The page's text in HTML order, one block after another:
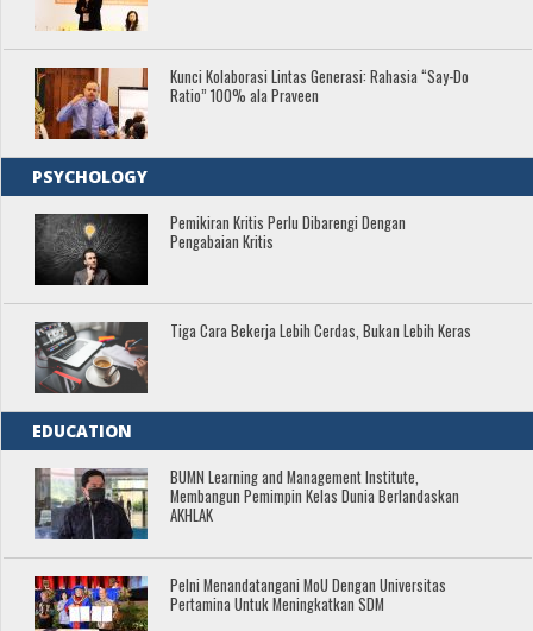
Kunci Kolaborasi Lintas Generasi: Rahasia “Say-Do
Ratio” 100% ala Praveen
PSYCHOLOGY
Pemikiran Kritis Perlu Dibarengi Dengan
Pengabaian Kritis
Tiga Cara Bekerja Lebih Cerdas, Bukan Lebih Keras
EDUCATION
BUMN Learning and Management Institute,
Membangun Pemimpin Kelas Dunia Berlandaskan
AKHLAK
Pelni Menandatangani MoU Dengan Universitas
Pertamina Untuk Meningkatkan SDM